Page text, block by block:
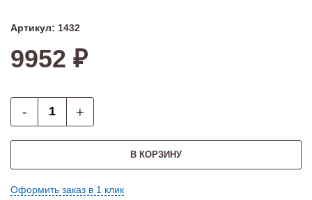
Артикул: 1432
9952 ₽
- +
В КОРЗИНУ
Оформить заказ в 1 клик